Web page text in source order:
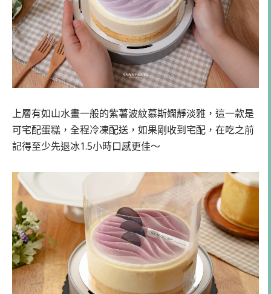
上層有如山水畫一般的紫薯波紋慕斯嫻靜淡雅，這一款是
可宅配蛋糕，全程冷凍配送，如果剛收到宅配，在吃之前
記得至少先退冰1.5小時口感更佳～